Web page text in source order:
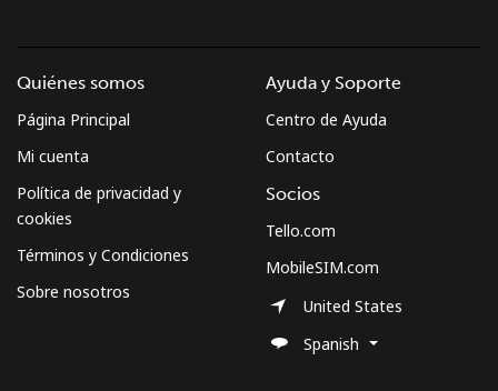
Quiénes somos
Página Principal
Mi cuenta
Política de privacidad y
cookies
Términos y Condiciones
Sobre nosotros
Ayuda y Soporte
Centro de Ayuda
Contacto
Socios
Tello.com
MobileSIM.com
United States
Spanish